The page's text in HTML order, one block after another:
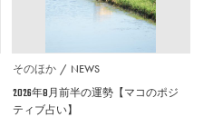
そのほか NEWS
2026年8月前半の運勢【マコのポジ
ティブ占い】